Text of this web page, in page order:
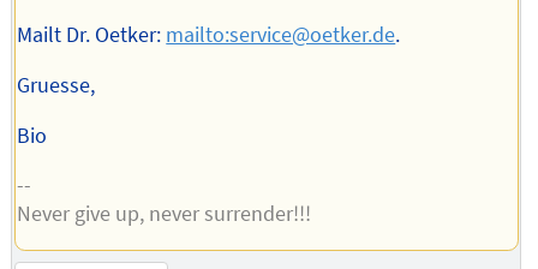
Mailt Dr. Oetker: mailto:service@oetker.de.
Gruesse,
Bio
--
Never give up, never surrender!!!